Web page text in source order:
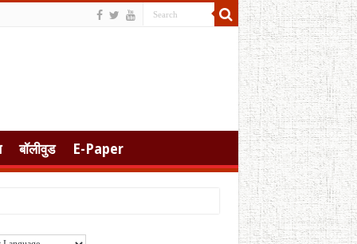
बॉलीवुड E-Paper